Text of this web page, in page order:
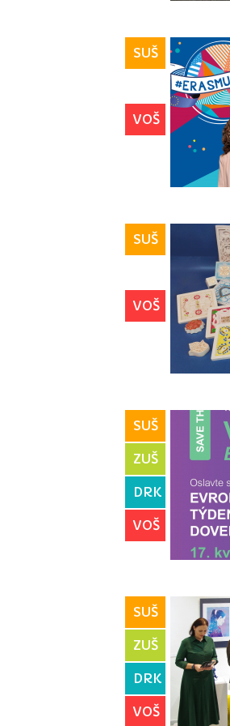
SUŠ
VOŠ
SUŠ
VOŠ
SUŠ
ZUŠ
DRK
VOŠ
SUŠ
ZUŠ
DRK
VOŠ